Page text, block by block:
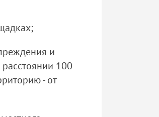
и
100
- от